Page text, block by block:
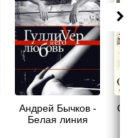
Андрей Бычков -
Белая линия